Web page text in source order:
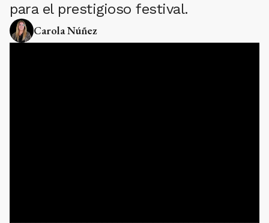
para el prestigioso festival.
Carola Núñez